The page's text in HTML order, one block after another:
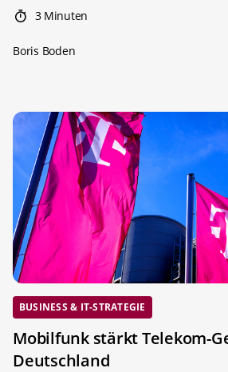
3 Minuten
Boris Boden
BUSINESS & IT-STRATEGIE
Mobilfunk stärkt Telekom-
Deutschland